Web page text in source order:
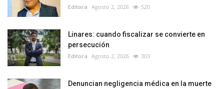
Editora Agosto 2, 2026 520
Linares: cuando fiscalizar se convierte en
persecución
Editora Agosto 2, 2026 303
Denuncian negligencia médica en la muerte